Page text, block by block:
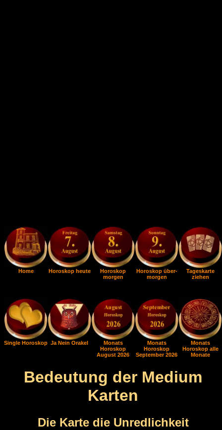
Home Horoskop heute
Horoskop
morgen
Horoskop über-
morgen
Tageskarte
ziehen
Single Horoskop Ja Nein Orakel
Monats
Horoskop
August 2026
Monats
Horoskop
September 2026
Monats
Horoskop alle
Monate
Bedeutung der Medium
Karten
Die Karte die Unredlichkeit